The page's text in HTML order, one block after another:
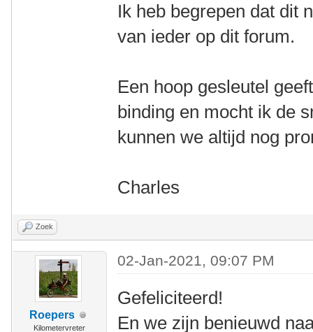
Ik heb begrepen dat dit
van ieder op dit forum.
Een hoop gesleutel
binding en mocht ik de
kunnen we altijd nog
Charles
Zoek
Roepers
Kilometervreter
02-Jan-2021, 09:07 PM
Gefeliciteerd!
En we zijn benieuwd